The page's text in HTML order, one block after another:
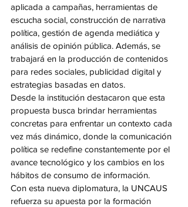
aplicada a campañas, herramientas de
escucha social, construcción de narrativa
política, gestión de agenda mediática y
análisis de opinión pública. Además, se
trabajará en la producción de contenidos
para redes sociales, publicidad digital y
estrategias basadas en datos.
Desde la institución destacaron que esta
propuesta busca brindar herramientas
concretas para enfrentar un contexto cada
vez más dinámico, donde la comunicación
política se redefine constantemente por el
avance tecnológico y los cambios en los
hábitos de consumo de información.
Con esta nueva diplomatura, la UNCAUS
refuerza su apuesta por la formación